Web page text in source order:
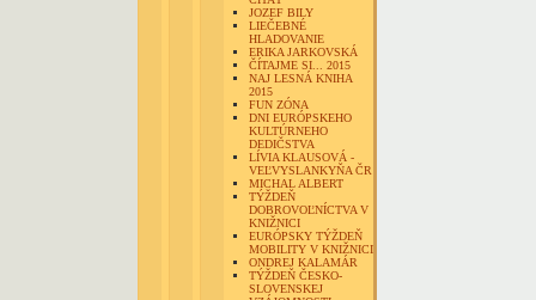
JOZEF BILY
LIEČEBNÉ
HLADOVANIE
ERIKA JARKOVSKÁ
ČÍTAJME SI... 2015
NAJ LESNÁ KNIHA
2015
FUN ZÓNA
DNI EURÓPSKEHO
KULTÚRNEHO
DEDIČSTVA
LÍVIA KLAUSOVÁ -
VEĽVYSLANKYŇA ČR
MICHAL ALBERT
TÝŽDEŇ
DOBROVOĽNÍCTVA V
KNIŽNICI
EURÓPSKY TÝŽDEŇ
MOBILITY V KNIŽNICI
ONDREJ KALAMÁR
TÝŽDEŇ ČESKO-
SLOVENSKEJ